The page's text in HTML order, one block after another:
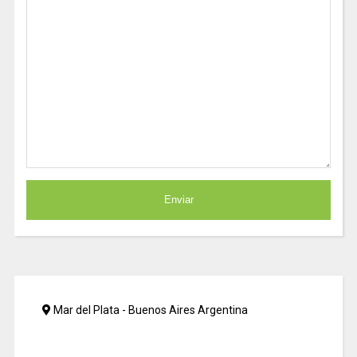
Mar del Plata - Buenos Aires Argentina